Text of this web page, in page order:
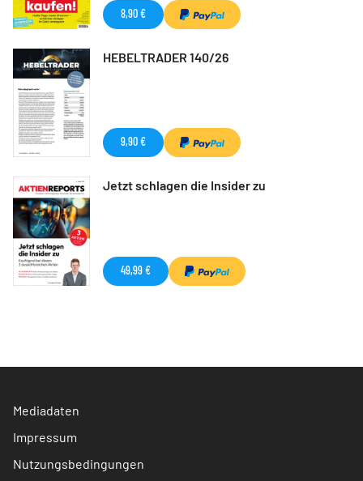
8,90 €
HEBELTRADER 140/26
9,90 €
Jetzt schlagen die Insider zu
49,99 €
Mediadaten
Impressum
Nutzungsbedingungen